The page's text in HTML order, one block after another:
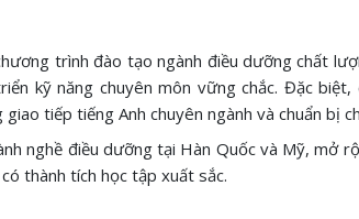
trình đào tạo ngành điều dưỡng chất
kỹ năng chuyên môn vững chắc. Đặc biệt,
tiếp tiếng Anh chuyên ngành và chuẩn bị
nghề điều dưỡng tại Hàn Quốc và Mỹ, mở
thành tích học tập xuất sắc.